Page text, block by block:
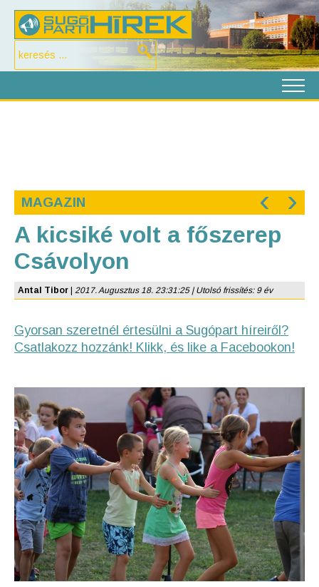
MAGAZIN ‹ ›
A kicsiké volt a főszerep
Csávolyon
Antal Tibor 2017. Augusztus 18. 23:31:25 | Utolsó frissítés: 9 év
Gyorsan szeretnél értesülni a Sugópart híreiről?
Csatlakozz hozzánk! Klikk, és like a Facebookon!